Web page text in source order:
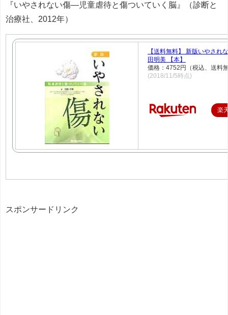
『いやされない傷―児童虐待と傷ついていく脳』（診断と
治療社、2012年）
【送料無料】 新版いやされ
田明美 【本】
価格：4752円（税込、送料
(2018/11/5時点)
楽
スポンサードリンク